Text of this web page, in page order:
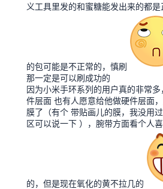
义工具里发的和蜜糖能发出来的都
的包可能是不正常的，慎刷
那一定是可以刷成功的
因为小米手环系列的用户真的非常
件层面 也有人愿意给他做硬件层面
膜了（有个 带贴画儿的膜，我没用
区可以说一下 ），腕带方面看个人
的，但是现在氧化的黄不拉几的